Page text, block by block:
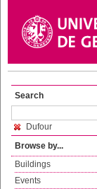
Search
Dufour
Browse by...
Buildings
Events